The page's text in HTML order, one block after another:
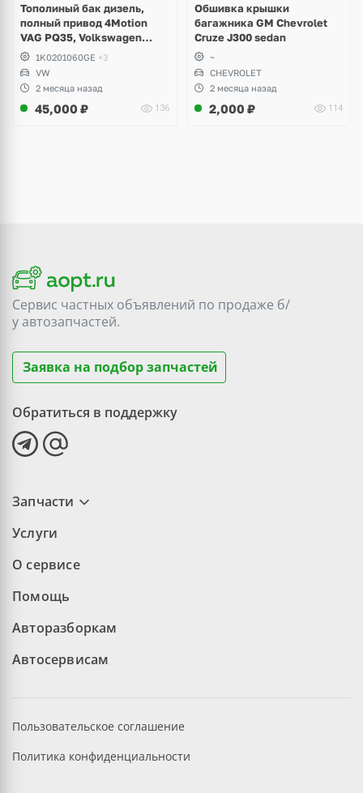
Тополиный бак дизель,
полный привод 4Motion
VAG PQ35, Volkswagen
Scirocco, Golf V, VI, Skoda
Yeti, Octavia A5, Superb,
Audi A3, Seat Altea
1K0201060GE +3
VW
2 месяца назад
45,000 ₽ 136
Обшивка крышки
багажника GM Chevrolet
Cruze J300 sedan
~
CHEVROLET
2 месяца назад
2,000 ₽ 114
Сервис частных объявлений по продаже б/
уавтозапчастей.
Заявка на подбор запчастей
Обратиться в поддержку
Запчасти
Услуги
О сервисе
Помощь
Авторазборкам
Автосервисам
Пользовательское соглашение
Политика конфиденциальности